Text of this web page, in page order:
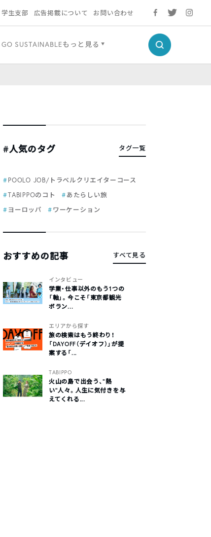
学生支部 広告掲載について お問い合わせ
GO SUSTAINABLEもっと見る
#人気のタグ タグ一覧
POOLO JOB/トラベルクリエイターコース
TABIPPOのコト
あたらしい旅
ヨーロッパ
ワーケーション
おすすめの記事 すべて見る
インタビュー
学業・仕事以外のもう1つの
「軸」。今こそ「東京都観光
ボラン...
エリアから探す
旅の検索はもう終わり！
「DAYOFF（デイオフ）」が提
案する「...
TABIPPO
火山の島で出会う、“熱
い“人々。人生に気付きを与
えてくれる...